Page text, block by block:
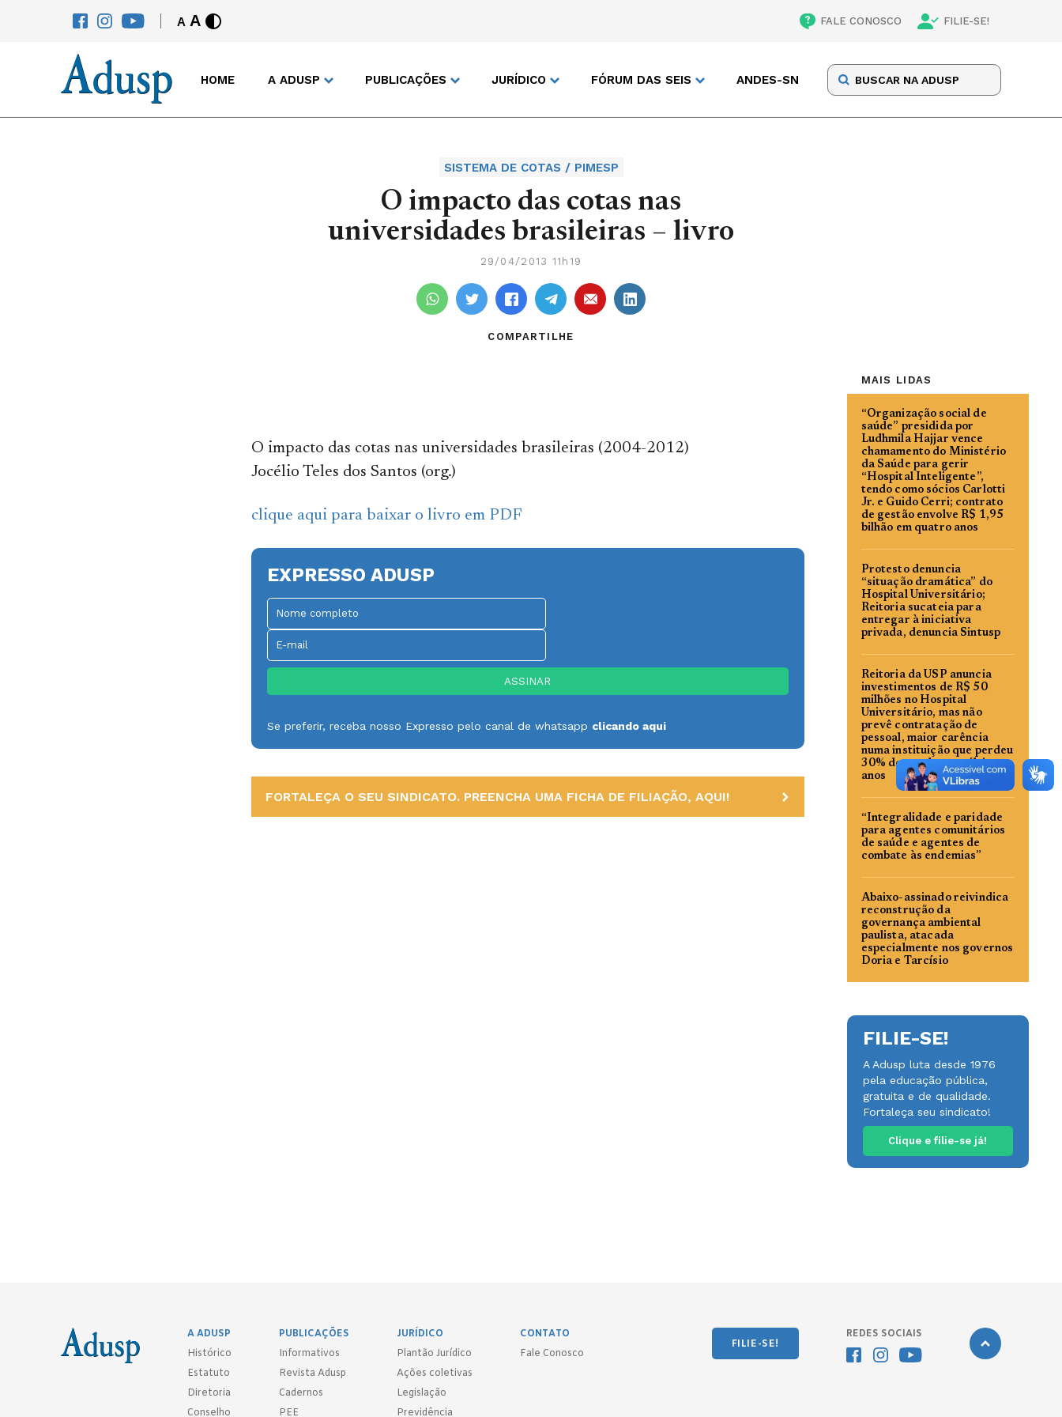
A A FALE CONOSCO FILIE-SE!
HOME A ADUSP PUBLICAÇÕES JURÍDICO FÓRUM DAS SEIS ANDES-SN
SISTEMA DE COTAS / PIMESP
O impacto das cotas nas
universidades brasileiras – livro
29/04/2013 11h19
COMPARTILHE
O impacto das cotas nas universidades brasileiras (2004-2012)
Jocélio Teles dos Santos (org.)
clique aqui para baixar o livro em PDF
EXPRESSO ADUSP
Se preferir, receba nosso Expresso pelo canal de whatsapp clicando aqui
FORTALEÇA O SEU SINDICATO. PREENCHA UMA FICHA DE FILIAÇÃO, AQUI!
MAIS LIDAS
“Organização social de
saúde” presidida por
Ludhmila Hajjar vence
chamamento do Ministério
da Saúde para gerir
“Hospital Inteligente”,
tendo como sócios Carlotti
Jr. e Guido Cerri; contrato
de gestão envolve R$ 1,95
bilhão em quatro anos
Protesto denuncia
“situação dramática” do
Hospital Universitário;
Reitoria sucateia para
entregar à iniciativa
privada, denuncia Sintusp
Reitoria da USP anuncia
investimentos de R$ 50
milhões no Hospital
Universitário, mas não
prevê contratação de
pessoal, maior carência
numa instituição que perdeu
30% do quadro nos últimos
anos
“Integralidade e paridade
para agentes comunitários
de saúde e agentes de
combate às endemias”
Abaixo-assinado reivindica
reconstrução da
governança ambiental
paulista, atacada
especialmente nos governos
Doria e Tarcísio
FILIE-SE!
A Adusp luta desde 1976
pela educação pública,
gratuita e de qualidade.
Fortaleça seu sindicato!
Clique e filie-se já!
A ADUSP
Histórico
Estatuto
Diretoria
Conselho
PUBLICAÇÕES
Informativos
Revista Adusp
Cadernos
PEE
JURÍDICO
Plantão Jurídico
Ações coletivas
Legislação
Previdência
CONTATO
Fale Conosco
FILIE-SE!
REDES SOCIAIS